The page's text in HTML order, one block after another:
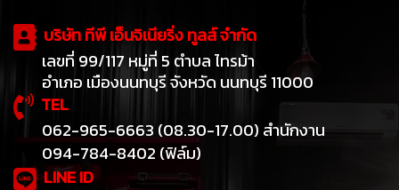
บริษัท ทีพี เอ็นจิเนียริ่ง ทูลส์ จำกัด
เลขที่ 99/117 หมู่ที่ 5 ตำบล ไทรม้า
อำเภอ เมืองนนทบุรี จังหวัด นนทบุรี 11000
TEL
062-965-6663 (08.30-17.00) สำนักงาน
094-784-8402 (ฟิล์ม)
LINE ID